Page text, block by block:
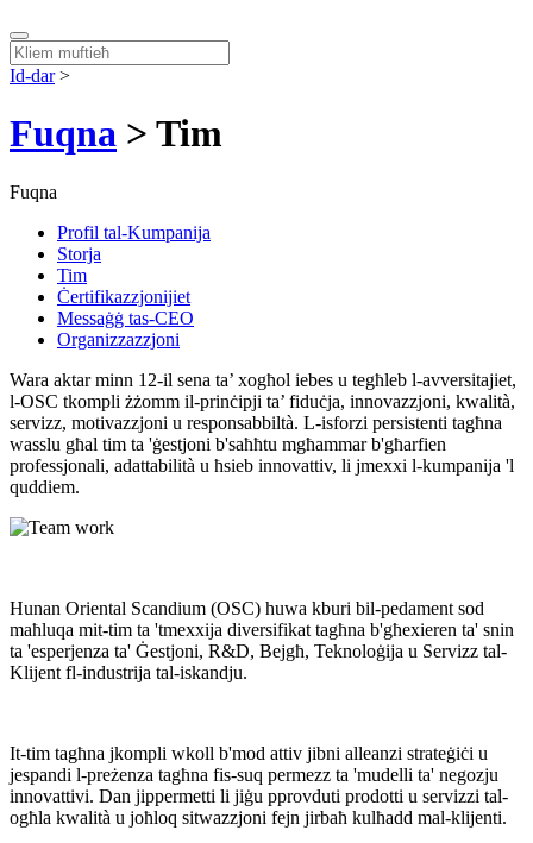
Id-dar>
Fuqna > Tim
Fuqna
Profil tal-Kumpanija
Storja
Tim
Ċertifikazzjonijiet
Messaġġ tas-CEO
Organizzazzjoni
Wara aktar minn 12-il sena ta’ xogħol iebes u tegħleb l-avversitajiet,
l-OSC tkompli żżomm il-prinċipji ta’ fiduċja, innovazzjoni, kwalità,
servizz, motivazzjoni u responsabbiltà. L-isforzi persistenti tagħna
wasslu għal tim ta 'ġestjoni b'saħħtu mgħammar b'għarfien
professjonali, adattabilità u ħsieb innovattiv, li jmexxi l-kumpanija 'l
quddiem.
Hunan Oriental Scandium (OSC) huwa kburi bil-pedament sod
maħluqa mit-tim ta 'tmexxija diversifikat tagħna b'għexieren ta' snin
ta 'esperjenza ta' Ġestjoni, R&D, Bejgħ, Teknoloġija u Servizz tal-
Klijent fl-industrija tal-iskandju.
It-tim tagħna jkompli wkoll b'mod attiv jibni alleanzi strateġiċi u
jespandi l-preżenza tagħna fis-suq permezz ta 'mudelli ta' negozju
innovattivi. Dan jippermetti li jiġu pprovduti prodotti u servizzi tal-
ogħla kwalità u joħloq sitwazzjoni fejn jirbaħ kulħadd mal-klijenti.